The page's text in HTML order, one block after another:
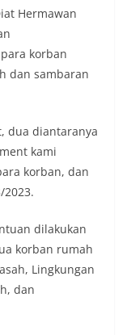
Hermawan
korban
dan sambaran
dua diantaranya
kami
korban, dan
dilakukan
korban rumah
Lingkungan
dan